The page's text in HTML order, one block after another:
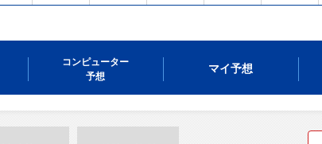
コンピューター
予想
マイ予想